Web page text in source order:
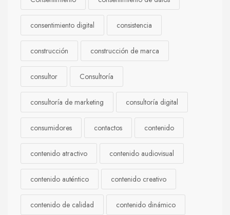
consentimiento digital consistencia
construcción construcción de marca
consultor Consultoría
consultoría de marketing consultoría digital
consumidores contactos contenido
contenido atractivo contenido audiovisual
contenido auténtico contenido creativo
contenido de calidad contenido dinámico